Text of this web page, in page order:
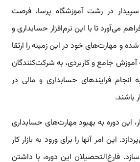
سپیدار در رشت آموزشگاه پرسا، فرصت
می‌آورد تا با این نرم‌افزار حسابداری و
و مهارت‌های خود در این زمینه را ارتقا
آموزش جامع و کاربردی، به شرکت‌کنندگان
انجام فرایندهای حسابداری و مالی در
باشند.
این دوره به بهبود مهارت‌های حسابداری
این امر آنها را برای ورود به بازار کار
فارغ‌التحصیلان این دوره، با داشتن